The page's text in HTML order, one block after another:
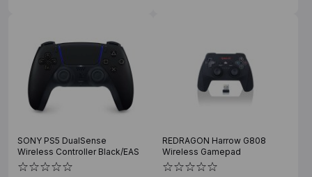
SONY PS5 DualSense
Wireless Controller Black/EAS
REDRAGON Harrow G808
Wireless Gamepad